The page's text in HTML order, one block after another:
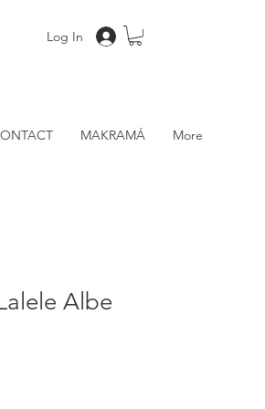
Log In
MAKRAMÁ More
Albe